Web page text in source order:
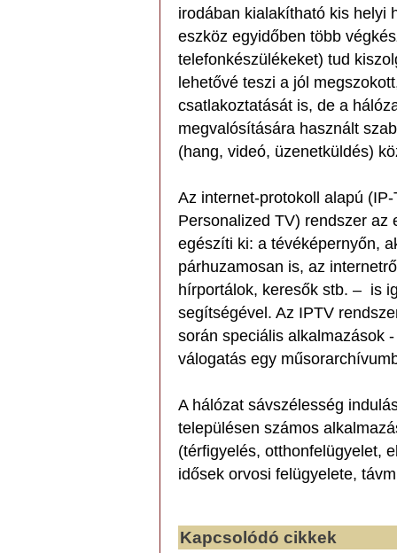
irodában kialakítható kis helyi
eszköz egyidőben több
telefonkészülékeket) tud
lehetővé teszi a jól
csatlakoztatását is, de a
megvalósítására használt
(hang, videó, üzenetküldés)
Az internet-protokoll alapú
Personalized TV) rendszer az
egészíti ki: a tévéképernyőn,
párhuzamosan is, az
hírportálok, keresők stb. – is
segítségével. Az IPTV
során speciális alkalmazások
válogatás egy
A hálózat sávszélesség
településen számos
(térfigyelés, otthonfelügyelet,
idősek orvosi felügyelete,
Kapcsolódó cikkek